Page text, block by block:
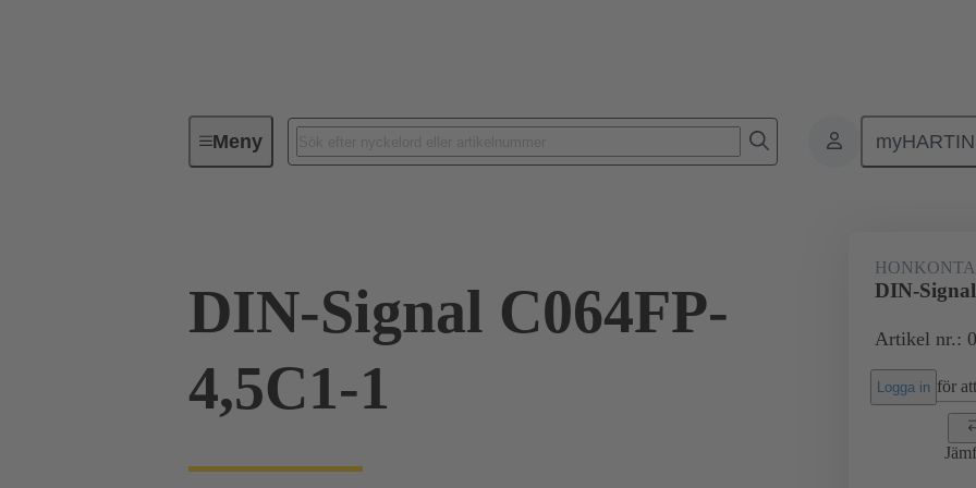
MenyFörbindningsteknik Produkter Förbindning
DIN-Signal C064FP-
4,5C1-1
DIN-
Artikel nr.:
Logga in för